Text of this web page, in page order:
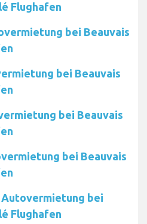
Flughafen
bei Beauvais
bei Beauvais
bei Beauvais
bei Beauvais
bei
Flughafen